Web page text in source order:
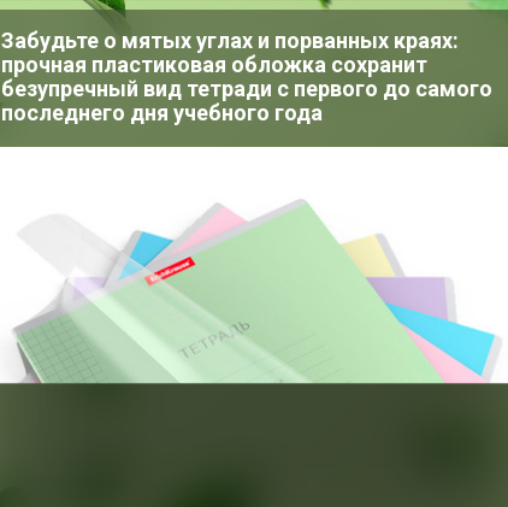
В клубе с 17 декабря 2017 г.
Забудьте о мятых углах и порванных краях:
прочная пластиковая обложка сохранит
безупречный вид тетради с первого до самого
последнего дня учебного года